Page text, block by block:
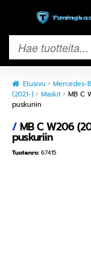
Etusivu Mercedes-
(2021-)
Maskit
MB C
puskuriin
/MB C W206
puskuriin
Tuotenro: 67415